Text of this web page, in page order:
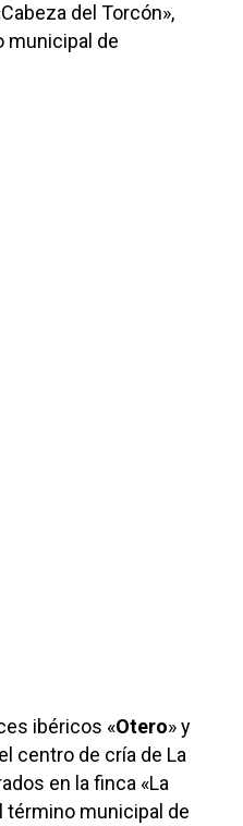
del Torcón»,
municipal de
ibéricos «Otero» y
centro de cría de La
en la finca «La
término municipal de